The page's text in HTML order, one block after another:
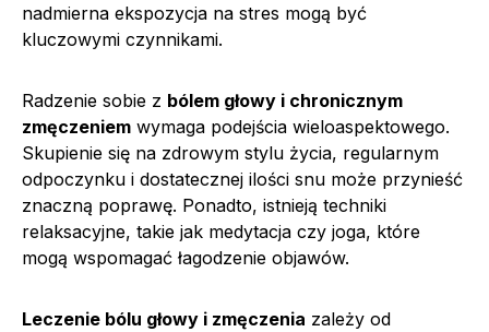
nadmierna ekspozycja na stres mogą być
kluczowymi czynnikami.
Radzenie sobie z bólem głowy i chronicznym
zmęczeniem wymaga podejścia wieloaspektowego.
Skupienie się na zdrowym stylu życia, regularnym
odpoczynku i dostatecznej ilości snu może przynieść
znaczną poprawę. Ponadto, istnieją techniki
relaksacyjne, takie jak medytacja czy joga, które
mogą wspomagać łagodzenie objawów.
Leczenie bólu głowy i zmęczenia zależy od